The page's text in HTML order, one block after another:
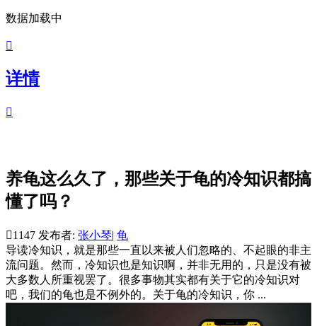
数据加载中

详情

养龟这么久了，那些关于龟的冷知识都搞
懂了吗？
1147 发布者: 张小琴| 龟
导读冷知识，就是那些一直以来被人们忽略的、不起眼的非主
流问题。然而，冷知识也是知识啊，并非无用的，只是没有被
大多数人所重视罢了。很多事物其实都有关于它的冷知识对
吧，我们的龟也是不例外的。关于龟的冷知识，你 ...